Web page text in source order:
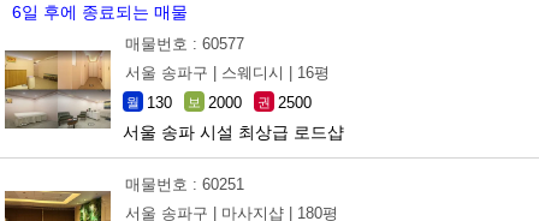
6일 후에 종료되는 매물
매물번호 : 60577
서울 송파구 |
스웨디시 | 16평
월 130 보 2000 권 2500
서울 송파 시설 최상급 로드샵
매물번호 : 60251
서울 송파구 |
마사지샵 | 180평